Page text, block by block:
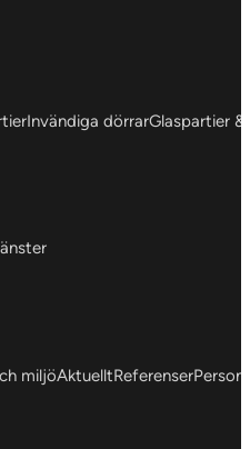
Invändiga dörrarGlaspartier
miljöAktuelltReferenser